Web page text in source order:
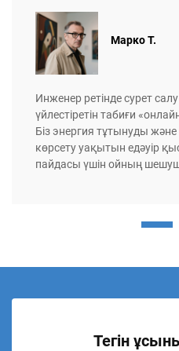
Марко Т.
Инженер ретінде сурет
үйлестіретін табиғи
Біз энергия тұтынуды
көрсету уақытын едәуір
пайдасы үшін ойның
Тегін